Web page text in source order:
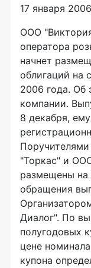
17 января
ООО
оператора
начнет
облигаций на
2006 года. Об
компании.
8 декабря,
"Торкас" и
размещены
обращения
Диалог". По
полугодовых
цене
купона